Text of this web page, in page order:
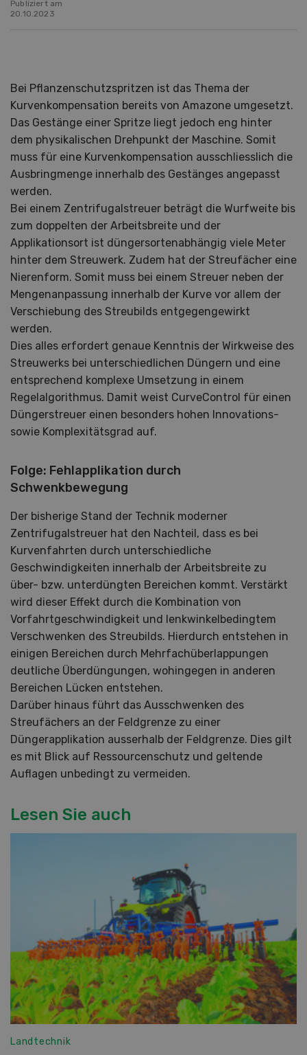
Publiziert am
20.10.2023
Bei Pflanzenschutzspritzen ist das Thema der
Kurvenkompensation bereits von Amazone umgesetzt.
Das Gestänge einer Spritze liegt jedoch eng hinter
dem physikalischen Drehpunkt der Maschine. Somit
muss für eine Kurvenkompensation ausschliesslich die
Ausbringmenge innerhalb des Gestänges angepasst
werden.
Bei einem Zentrifugalstreuer beträgt die Wurfweite bis
zum doppelten der Arbeitsbreite und der
Applikationsort ist düngersortenabhängig viele Meter
hinter dem Streuwerk. Zudem hat der Streufächer eine
Nierenform. Somit muss bei einem Streuer neben der
Mengenanpassung innerhalb der Kurve vor allem der
Verschiebung des Streubilds entgegengewirkt
werden.
Dies alles erfordert genaue Kenntnis der Wirkweise des
Streuwerks bei unterschiedlichen Düngern und eine
entsprechend komplexe Umsetzung in einem
Regelalgorithmus. Damit weist CurveControl für einen
Düngerstreuer einen besonders hohen Innovations-
sowie Komplexitätsgrad auf.
Folge: Fehlapplikation durch
Schwenkbewegung
Der bisherige Stand der Technik moderner
Zentrifugalstreuer hat den Nachteil, dass es bei
Kurvenfahrten durch unterschiedliche
Geschwindigkeiten innerhalb der Arbeitsbreite zu
über- bzw. unterdüngten Bereichen kommt. Verstärkt
wird dieser Effekt durch die Kombination von
Vorfahrtgeschwindigkeit und lenkwinkelbedingtem
Verschwenken des Streubilds. Hierdurch entstehen in
einigen Bereichen durch Mehrfachüberlappungen
deutliche Überdüngungen, wohingegen in anderen
Bereichen Lücken entstehen.
Darüber hinaus führt das Ausschwenken des
Streufächers an der Feldgrenze zu einer
Düngerapplikation ausserhalb der Feldgrenze. Dies gilt
es mit Blick auf Ressourcenschutz und geltende
Auflagen unbedingt zu vermeiden.
Lesen Sie auch
Landtechnik